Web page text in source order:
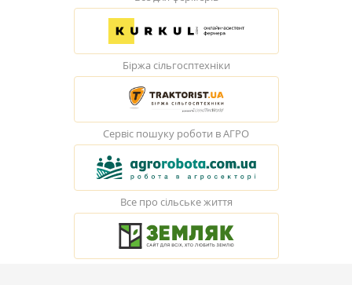
Біржа сільгосптехніки
Сервіс пошуку роботи в АГРО
Все про сільське життя